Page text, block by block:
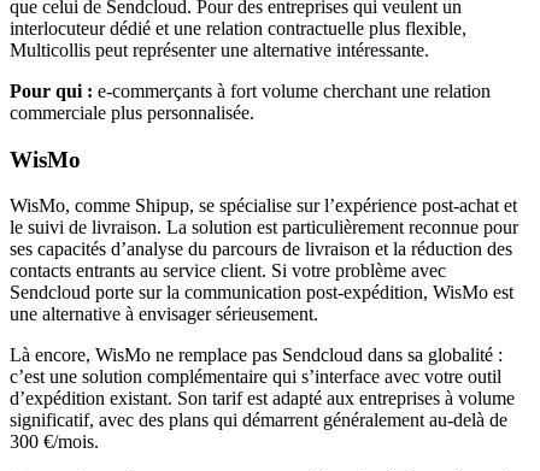
que celui de Sendcloud. Pour des entreprises qui veulent un
interlocuteur dédié et une relation contractuelle plus flexible,
Multicollis peut représenter une alternative intéressante.
Pour qui : e-commerçants à fort volume cherchant une relation
commerciale plus personnalisée.
WisMo
WisMo, comme Shipup, se spécialise sur l’expérience post-achat et
le suivi de livraison. La solution est particulièrement reconnue pour
ses capacités d’analyse du parcours de livraison et la réduction des
contacts entrants au service client. Si votre problème avec
Sendcloud porte sur la communication post-expédition, WisMo est
une alternative à envisager sérieusement.
Là encore, WisMo ne remplace pas Sendcloud dans sa globalité :
c’est une solution complémentaire qui s’interface avec votre outil
d’expédition existant. Son tarif est adapté aux entreprises à volume
significatif, avec des plans qui démarrent généralement au-delà de
300 €/mois.